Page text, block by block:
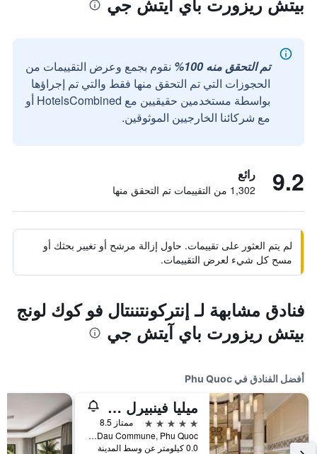
تم التحقق منه 100%
نقوم بجمع وعرض التقييمات من
الحجوزات التي تم التحقق منها فقط والتي تم إجراؤها
بواسطة مستخدمين حقيقيين مع HotelsCombined أو
مع شركائنا الخارجيين الموثوقين.
9.2 رائع
1,302 من التقييمات تم التحقق منها
لم يتم العثور على تقييمات. حاول إزالة مرشح أو تغيير بحثك أو
مسح كل شيء لعرض التقييمات.
فنادق مشابهة لـ إنتركونتننتال فو كوك لونج
بيتش ريزورت باي آيتش جي
أفضل الفنادق في Phu Quoc
ميليا فينبيرل فو كوك
5 نجوم
ممتاز 8.5
Bai Dai Area, Ganh Dau Commune, Phu Quoc, فيتنام
0.0 كيلومتر عن وسط المدينة